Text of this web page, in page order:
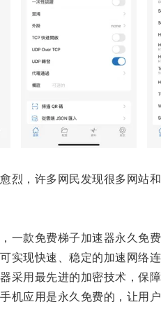
，许多网民发现很多网站和
款免费梯子加速器永久免费
现快速、稳定的加速网络连
用最先进的加密技术，保障
应用是永久免费的，让用户